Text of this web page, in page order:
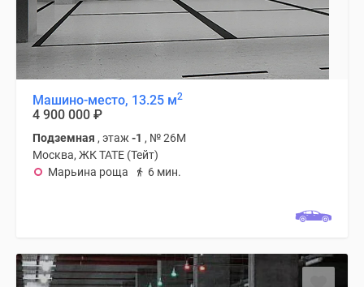
Машино-место, 13.25 м2
4 900 000 ₽
Подземная , этаж -1 , № 26М
Москва, ЖК TATE (Тейт)
Марьина роща
6 мин.